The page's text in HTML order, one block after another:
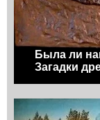
Была ли
Загадки